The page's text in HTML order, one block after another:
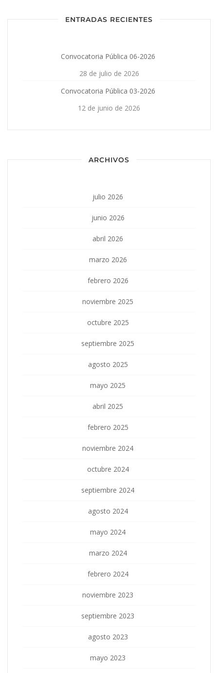
ENTRADAS RECIENTES
Convocatoria Pública 06-2026
28 de julio de 2026
Convocatoria Pública 03-2026
12 de junio de 2026
ARCHIVOS
julio 2026
junio 2026
abril 2026
marzo 2026
febrero 2026
noviembre 2025
octubre 2025
septiembre 2025
agosto 2025
mayo 2025
abril 2025
febrero 2025
noviembre 2024
octubre 2024
septiembre 2024
agosto 2024
mayo 2024
marzo 2024
febrero 2024
noviembre 2023
septiembre 2023
agosto 2023
mayo 2023